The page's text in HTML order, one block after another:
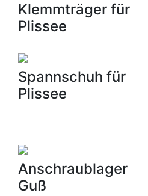
Klemmträger für
Plissee
Spannschuh für
Plissee
Anschraublager
Guß